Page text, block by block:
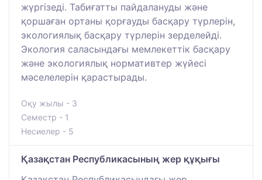
жүргізеді. Табиғатты пайдалануды және
қоршаған ортаны қорғауды басқару түрлерін,
экологиялық басқару түрлерін зерделейді.
Экология саласындағы мемлекеттік басқару
және экологиялық нормативтер жүйесі
мәселелерін қарастырады.
Оқу жылы - 3
Семестр - 1
Несиелер - 5
Қазақстан Республикасының жер құқығы